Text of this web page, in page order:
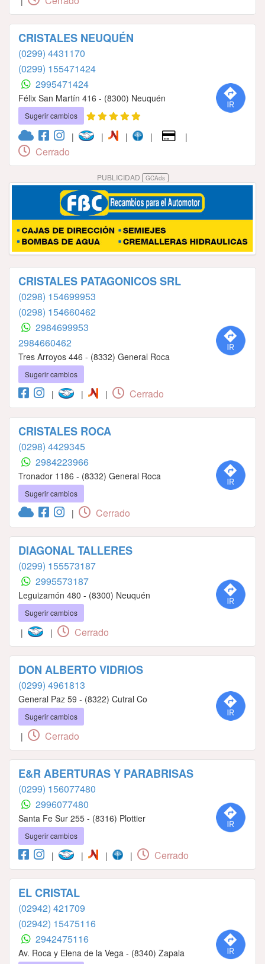
CRISTALES NEUQUÉN
(0299) 4431170
(0299) 155471424
2995471424
Félix San Martín 416 - (8300) Neuquén
Sugerir cambios
| | | | |
Cerrado
PUBLICIDAD GCAds
CRISTALES PATAGONICOS SRL
(0298) 154699953
(0298) 154660462
2984699953
2984660462
Tres Arroyos 446 - (8332) General Roca
Sugerir cambios
| | | Cerrado
CRISTALES ROCA
(0298) 4429345
2984223966
Tronador 1186 - (8332) General Roca
Sugerir cambios
| Cerrado
DIAGONAL TALLERES
(0299) 155573187
2995573187
Leguizamón 480 - (8300) Neuquén
Sugerir cambios
| | Cerrado
DON ALBERTO VIDRIOS
(0299) 4961813
General Paz 59 - (8322) Cutral Co
Sugerir cambios
| Cerrado
E&R ABERTURAS Y PARABRISAS
(0299) 156077480
2996077480
Santa Fe Sur 255 - (8316) Plottier
Sugerir cambios
| | | | Cerrado
EL CRISTAL
(02942) 421709
(02942) 15475116
2942475116
Av. Roca y Elena de la Vega - (8340) Zapala